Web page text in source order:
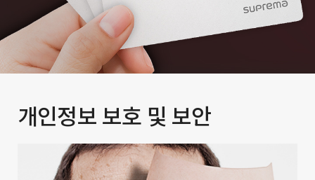
개인정보 보호 및 보안